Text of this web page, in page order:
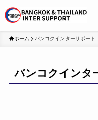
ホーム バンコクインターサポー
バンコクインタ